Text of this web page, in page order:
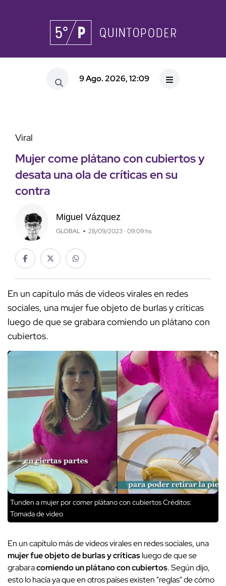
9 Ago. 2026, 12:09
Viral
Mujer come plátano con cubiertos y
desata una ola de críticas en su
contra
Miguel Vázquez
GLOBAL 28/09/2023 · 09:09 hs
En un capítulo más de videos virales en redes
sociales, una mujer fue objeto de burlas y críticas
luego de que se grabara comiendo un plátano con
cubiertos.
Tunden a mujer por comer plátano con cubiertosCréditos:
Tomada de video
En un capítulo más de videos virales en redes sociales, una
mujer fue objeto de burlas y críticasluego de que se
grabaracomiendo un plátano con cubiertos. Según dijo,
esto lo hacía ya que en otros países existen "reglas" de cómo